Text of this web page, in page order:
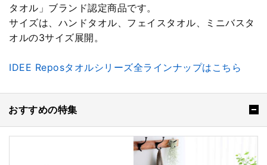
タオル」ブランド認定商品です。
サイズは、ハンドタオル、フェイスタオル、ミニバスタ
オルの3サイズ展開。
IDEE Reposタオルシリーズ全ラインナップはこちら
おすすめの特集